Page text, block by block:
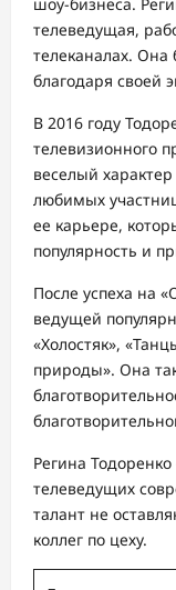
телеведущая,
телеканалах. Она
благодаря своей
В 2016 году
телевизионного
веселый
любимых
ее карьере,
популярность и
После успеха на
ведущей
«Холостяк»,
природы». Она
Регина
телеведущих
талант не
коллег по цеху.